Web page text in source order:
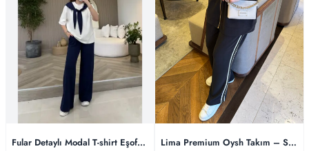
Fular Detaylı Modal T-shirt Eşofman Takım – LacivertLima Premium Oysh Takım – Siyah